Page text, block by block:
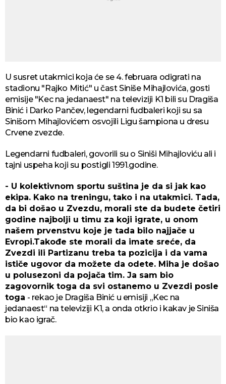
U susret utakmici koja će se 4. februara odigrati na
stadionu "Rajko Mitić" u čast Siniše Mihajlovića, gosti
emisije "Kec na jedanaest" na televiziji K1 bili su Dragiša
Binić i Darko Pančev, legendarni fudbaleri koji su sa
Sinišom Mihajlovićem osvojili Ligu šampiona u dresu
Crvene zvezde.
Legendarni fudbaleri, govorili su o Siniši Mihajloviću ali i
tajni uspeha koji su postigli 1991.godine.
- U kolektivnom sportu suština je da si jak kao
ekipa. Kako na treningu, tako i na utakmici. Tada,
da bi došao u Zvezdu, morali ste da budete četiri
godine najbolji u timu za koji igrate, u onom
našem prvenstvu koje je tada bilo najjače u
Evropi.Takođe ste morali da imate sreće, da
Zvezdi ili Partizanu treba ta pozicija i da vama
ističe ugovor da možete da odete. Miha je došao
u polusezoni da pojača tim. Ja sam bio
zagovornik toga da svi ostanemo u Zvezdi posle
toga - rekao je Dragiša Binić u emisiji „Kec na
jedanaest“ na televiziji K1, a onda otkrio i kakav je Siniša
bio kao igrač.